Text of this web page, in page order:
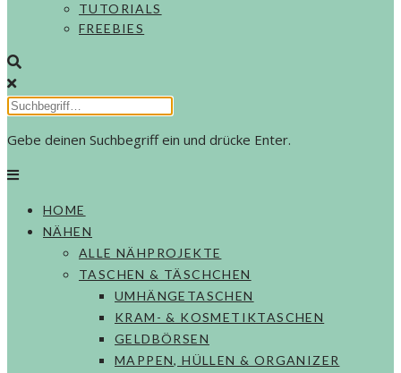
TUTORIALS
FREEBIES
Gebe deinen Suchbegriff ein und drücke Enter.
HOME
NÄHEN
ALLE NÄHPROJEKTE
TASCHEN & TÄSCHCHEN
UMHÄNGETASCHEN
KRAM- & KOSMETIKTASCHEN
GELDBÖRSEN
MAPPEN, HÜLLEN & ORGANIZER